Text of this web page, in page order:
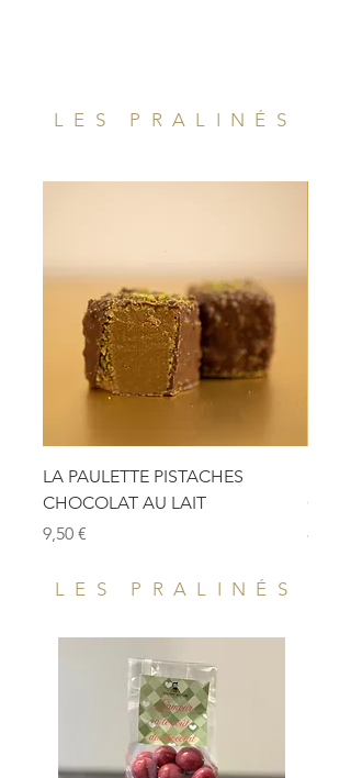
LES PRALINÉS
LA PAULETTE PISTACHES
CHOCOLAT AU LAIT
Prix
9,50 €
Prix
8,50 €
LES PRALINÉS